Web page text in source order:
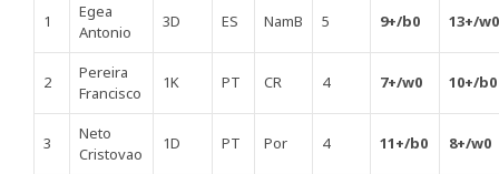
1
Egea
Antonio
3D ES NamB 5 9+/b0 13+/w0
2
Pereira
Francisco
1K PT CR 4 7+/w0 10+/b0
3
Neto
Cristovao
1D PT Por 4 11+/b0 8+/w0